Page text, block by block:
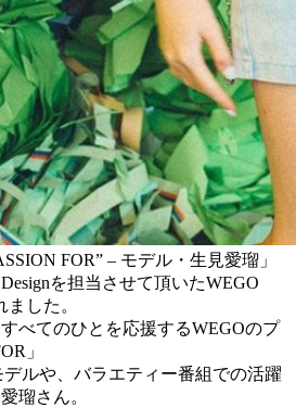
FOR” – モデル・生見愛瑠 」
を担当させて頂いたWEGO
した。
べてのひとを応援するWEGOのプ
」
デルや、バラエティー番組での活躍
瑠さん。